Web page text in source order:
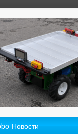
Новости